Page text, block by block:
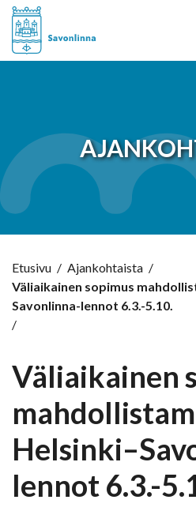
Etusivu / Ajankohtaista /
Väliaikainen sopimus
Savonlinna-lennot 6.3.-5.10.
/
Väliaikainen
lennot 6.3.-